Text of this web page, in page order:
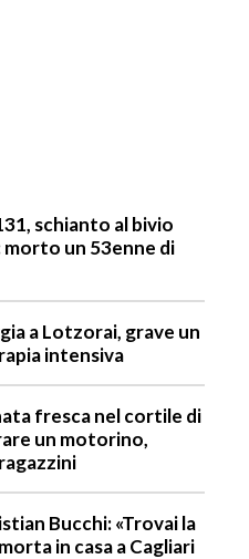
schianto al bivio
un 53enne di
a Lotzorai, grave un
intensiva
fresca nel cortile di
un motorino,
Bucchi: «Trovai la
in casa a Cagliari